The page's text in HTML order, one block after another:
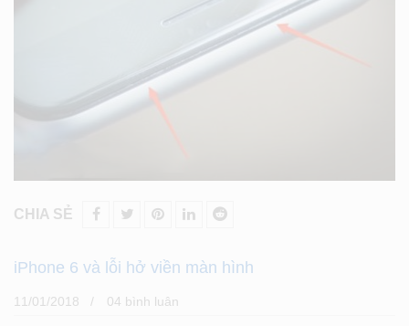
CHIA SẺ
iPhone 6 và lỗi hở viền màn hình
11/01/2018 04 bình luân